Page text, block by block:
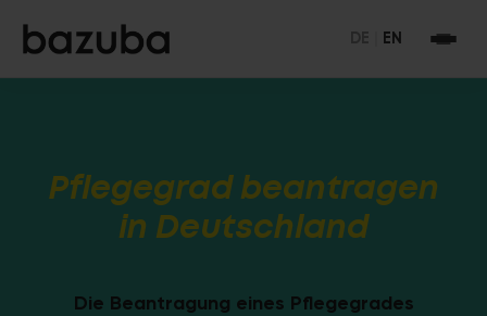
Pflegegrad beantragen
in Deutschland
Die Beantragung eines Pflegegrades
EN